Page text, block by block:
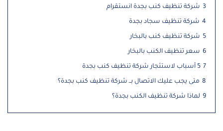
3 شركة تنظيف كنب بجدة انستقرام
4 شركة تنظيف سجاد بجدة
5 شركة تنظيف كنب بالبخار
6 سعر تنظيف الكنب بالبخار
7 5 أسباب لاستئجار شركة تنظيف كنب بجدة
8 متى يجب عليك الاتصال بــ شركة تنظيف كنب بجدة؟
9 لماذا شركة تنظيف الكنب بجدة؟